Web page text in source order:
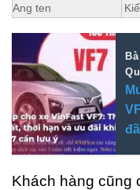
Ang ten
Khách hàng cũng